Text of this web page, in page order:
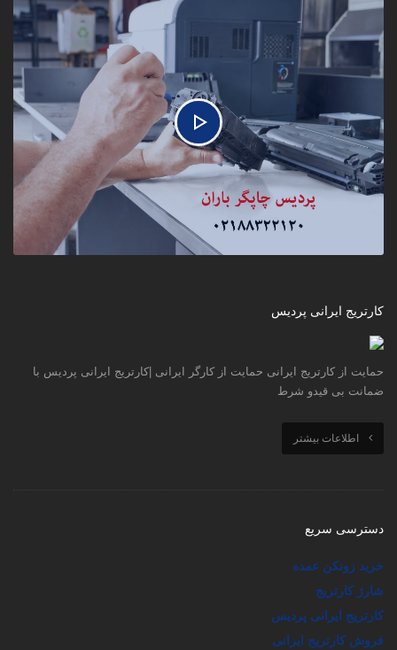
کارتریج ایرانی پردیس
حمایت از کارتریج ایرانی حمایت از کارگر ایرانی |کارتریج ایرانی پردیس با
ضمانت بی قیدو شرط
اطلاعات بیشتر
دسترسی سریع
خرید زونکن عمده
شارژ کارتریج
کارتریج ایرانی پردیس
فروش کارتریج ایرانی